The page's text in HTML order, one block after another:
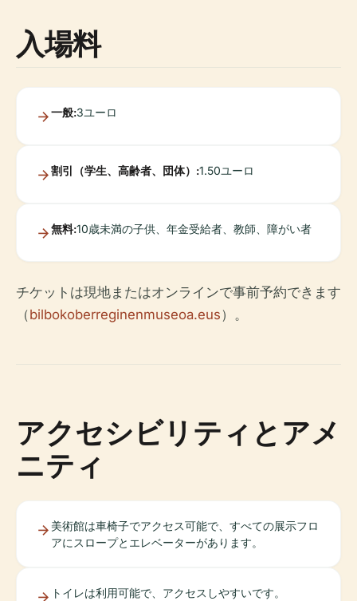
入場料
一般:3ユーロ
割引（学生、高齢者、団体）:1.50ユーロ
無料:10歳未満の子供、年金受給者、教師、障がい者
チケットは現地またはオンラインで事前予約できます
（bilbokoberreginenmuseoa.eus）。
アクセシビリティとアメ
ニティ
美術館は車椅子でアクセス可能で、すべての展示フロ
アにスロープとエレベーターがあります。
トイレは利用可能で、アクセスしやすいです。